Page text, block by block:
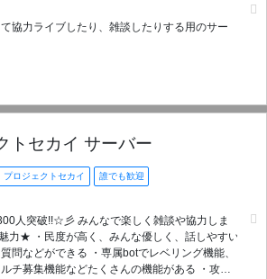
協力ライブしたり、雑談したりする用のサー
トセカイ サーバー
プロジェクトセカイ 誰でも歓迎
で楽しく雑談や協力しま
問などができる ・専属botでレベリング機能、
チ募集機能などたくさんの機能がある ・攻略